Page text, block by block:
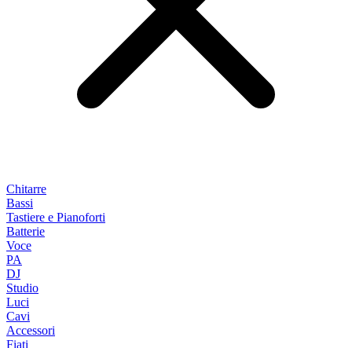
Chitarre
Bassi
Tastiere e Pianoforti
Batterie
Voce
PA
DJ
Studio
Luci
Cavi
Accessori
Fiati